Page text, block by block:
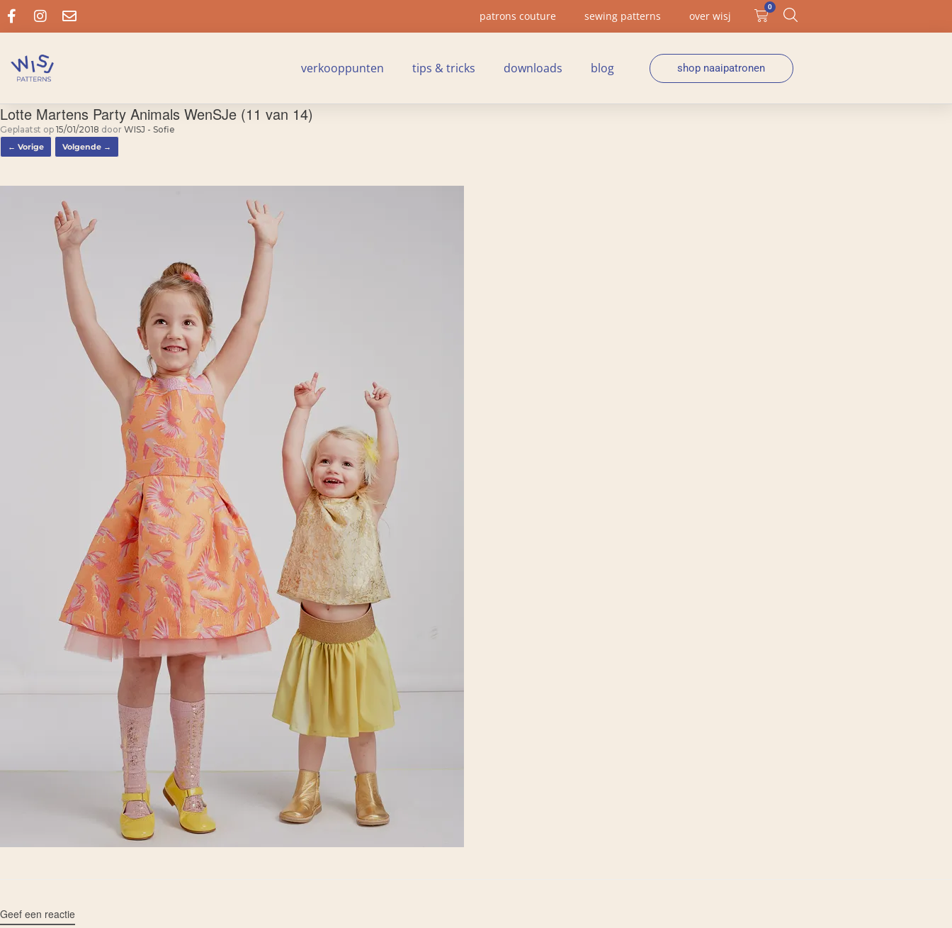
patrons couture sewing patterns over wisj
0
verkooppunten tips & tricks downloads blog shop naaipatronen
Lotte Martens Party Animals WenSJe (11 van 14)
Geplaatst op 15/01/2018 door WISJ - Sofie
← Vorige Volgende →
Geef een reactie